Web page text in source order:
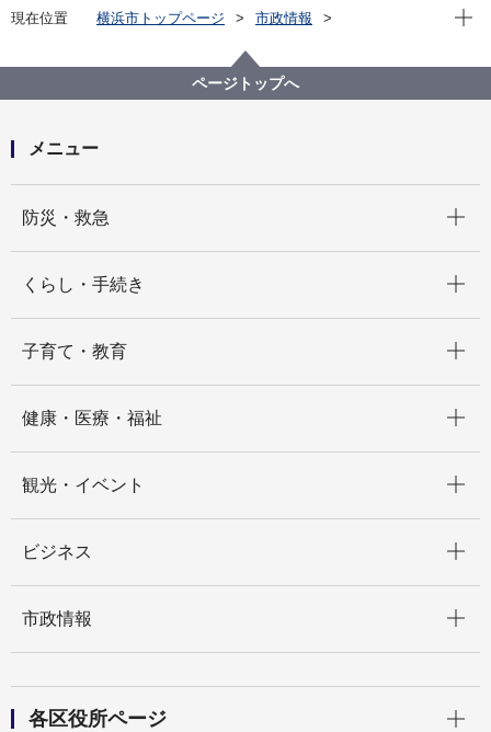
現在位置 横浜市トップページ
市政情報
新型コロナウイルス感染症による新たな市内の患者確
認について
現在
ページトップへ
メニュー
防災・救急
くらし・手続き
子育て・教育
健康・医療・福祉
観光・イベント
ビジネス
市政情報
各区役所ページ